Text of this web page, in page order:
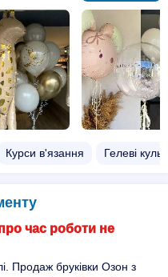
Курси в'язання Гелеві
час роботи не
Продаж бруківки Озон з